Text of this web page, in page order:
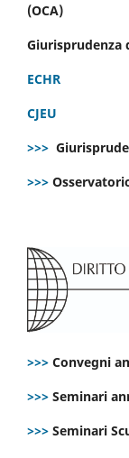
(OCA)
Giurisprudenza
ECHR
CJEU
>>>
>>>
>>> Convegni
>>> Seminari
>>> Seminari